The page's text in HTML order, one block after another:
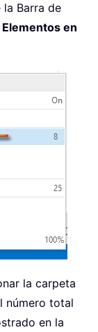
Barra de
Elementos en
la carpeta
número total
en la